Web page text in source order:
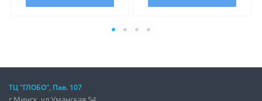
ТЦ "ГЛОБО", Пав. 107